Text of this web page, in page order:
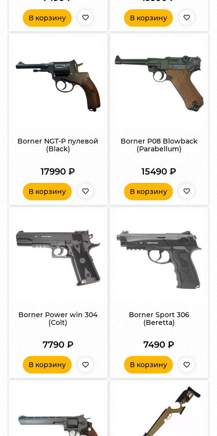
В корзину В корзину
Borner NGT-P пулевой
(Black)
17990₽
В корзину
Borner P08 Blowback
(Parabellum)
15490₽
В корзину
Borner Power win 304
(Colt)
7790 ₽
В корзину
Borner Sport 306
(Beretta)
7490₽
В корзину